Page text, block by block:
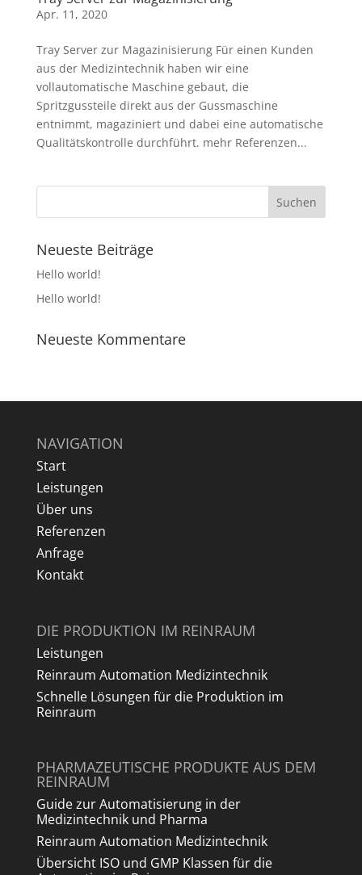
Apr. 11, 2020
Tray Server zur Magazinisierung Für einen Kunden
aus der Medizintechnik haben wir eine
vollautomatische Maschine gebaut, die
Spritzgussteile direkt aus der Gussmaschine
entnimmt, magaziniert und dabei eine automatische
Qualitätskontrolle durchführt. mehr Referenzen...
Neueste Beiträge
Hello world!
Hello world!
Neueste Kommentare
NAVIGATION
Start
Leistungen
Über uns
Referenzen
Anfrage
Kontakt
DIE PRODUKTION IM REINRAUM
Leistungen
Reinraum Automation Medizintechnik
Schnelle Lösungen für die Produktion im
Reinraum
PHARMAZEUTISCHE PRODUKTE AUS DEM
REINRAUM
Guide zur Automatisierung in der
Medizintechnik und Pharma
Reinraum Automation Medizintechnik
Übersicht ISO und GMP Klassen für die